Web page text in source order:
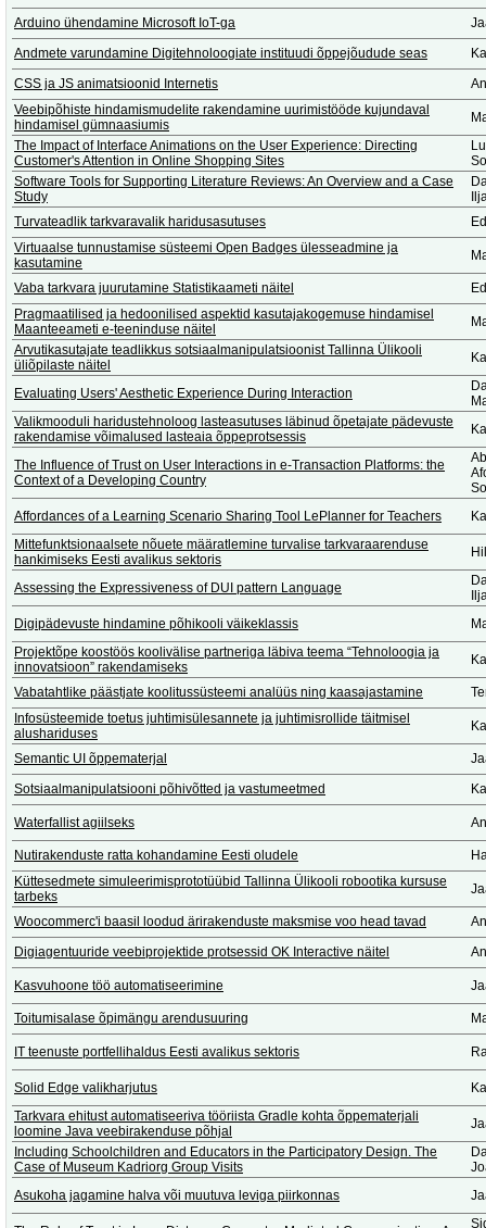
Arduino ühendamine Microsoft IoT-ga
Andmete varundamine Digitehnoloogiate instituudi õppejõudude seas
CSS ja JS animatsioonid Internetis
Veebipõhiste hindamismudelite rakendamine uurimistööde kujundaval
hindamisel gümnaasiumis
The Impact of Interface Animations on the User Experience: Directing
Customer's Attention in Online Shopping Sites
Software Tools for Supporting Literature Reviews: An Overview and a Case
Study
Turvateadlik tarkvaravalik haridusasutuses
Virtuaalse tunnustamise süsteemi Open Badges ülesseadmine ja
kasutamine
Vaba tarkvara juurutamine Statistikaameti näitel
Pragmaatilised ja hedoonilised aspektid kasutajakogemuse hindamisel
Maanteeameti e-teeninduse näitel
Arvutikasutajate teadlikkus sotsiaalmanipulatsioonist Tallinna Ülikooli
üliõpilaste näitel
Evaluating Users' Aesthetic Experience During Interaction
Valikmooduli haridustehnoloog lasteasutuses läbinud õpetajate pädevuste
rakendamise võimalused lasteaia õppeprotsessis
The Influence of Trust on User Interactions in e-Transaction Platforms: the
Context of a Developing Country
Affordances of a Learning Scenario Sharing Tool LePlanner for Teachers
Mittefunktsionaalsete nõuete määratlemine turvalise tarkvaraarenduse
hankimiseks Eesti avalikus sektoris
Assessing the Expressiveness of DUI pattern Language
Digipädevuste hindamine põhikooli väikeklassis
Projektõpe koostöös koolivälise partneriga läbiva teema “Tehnoloogia ja
innovatsioon” rakendamiseks
Vabatahtlike päästjate koolitussüsteemi analüüs ning kaasajastamine
Infosüsteemide toetus juhtimisülesannete ja juhtimisrollide täitmisel
alushariduses
Semantic UI õppematerjal
Sotsiaalmanipulatsiooni põhivõtted ja vastumeetmed
Waterfallist agiilseks
Nutirakenduste ratta kohandamine Eesti oludele
Küttesedmete simuleerimisprototüübid Tallinna Ülikooli robootika kursuse
tarbeks
Woocommerc'i baasil loodud ärirakenduste maksmise voo head tavad
Digiagentuuride veebiprojektide protsessid OK Interactive näitel
Kasvuhoone töö automatiseerimine
Toitumisalase õpimängu arendusuuring
IT teenuste portfellihaldus Eesti avalikus sektoris
Solid Edge valikharjutus
Tarkvara ehitust automatiseeriva tööriista Gradle kohta õppematerjali
loomine Java veebirakenduse põhjal
Including Schoolchildren and Educators in the Participatory Design. The
Case of Museum Kadriorg Group Visits
Asukoha jagamine halva või muutuva leviga piirkonnas